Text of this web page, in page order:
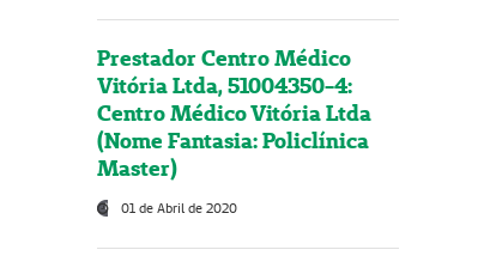
Prestador Centro Médico
Vitória Ltda, 51004350-4:
Centro Médico Vitória Ltda
(Nome Fantasia: Policlínica
Master)
01 de Abril de 2020